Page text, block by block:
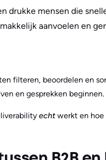
drukke mensen die
aanvoelen en
filteren, beoordelen en
en gesprekken beginnen.
echtwerkt en hoe